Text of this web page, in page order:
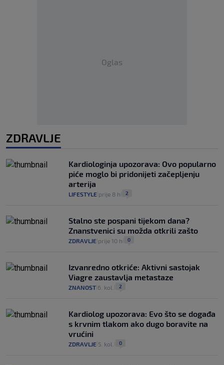
Oglas
ZDRAVLJE
Kardiologinja upozorava: Ovo popularno
piće moglo bi pridonijeti začepljenju
arterija
LIFESTYLE prije 8 h 2
Stalno ste pospani tijekom dana?
Znanstvenici su možda otkrili zašto
ZDRAVLJE prije 10 h 0
Izvanredno otkriće: Aktivni sastojak
Viagre zaustavlja metastaze
ZNANOST 6. kol. 2
Kardiolog upozorava: Evo što se događa
s krvnim tlakom ako dugo boravite na
vrućini
ZDRAVLJE 5. kol. 0